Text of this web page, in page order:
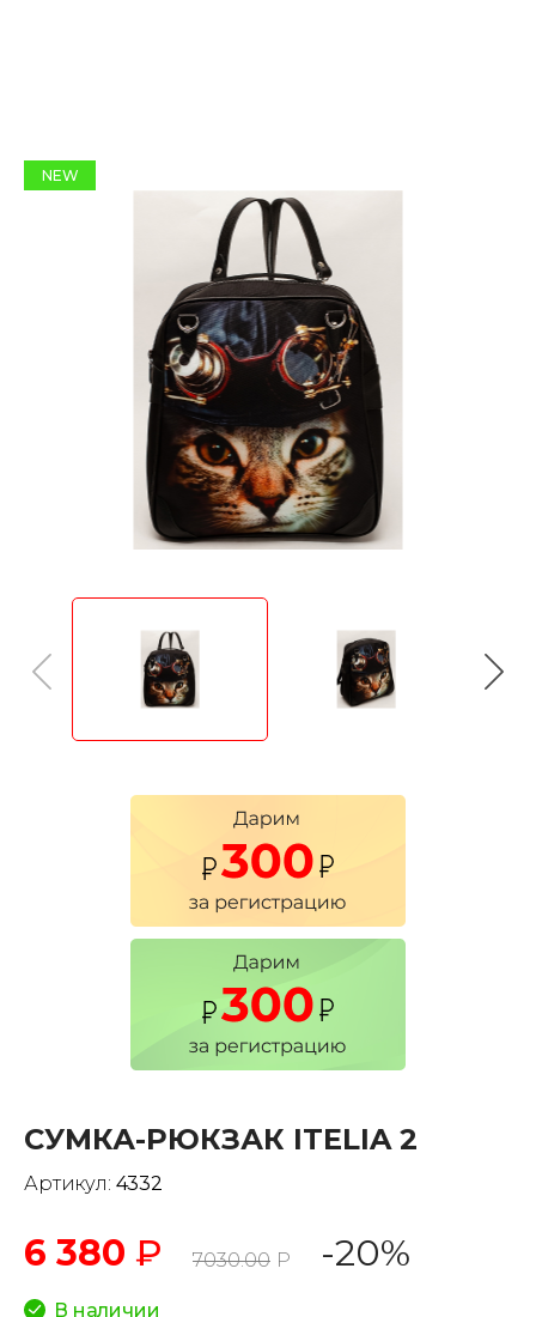
NEW
СУМКА-РЮКЗАК ITELIA 2
Артикул: 4332
6 380 ₽ 7030.00 Р -20%
В наличии